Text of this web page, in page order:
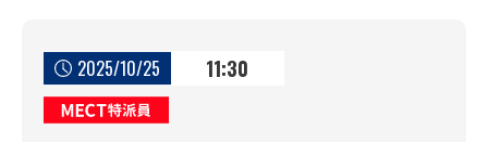
2025/10/25 11:30
MECT特派員